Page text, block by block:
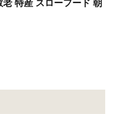
特産 スローフード 朝